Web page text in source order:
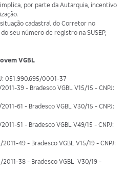
por parte da Autarquia, incentivo
cadastral do Corretor no
seu número de registro na SUSEP,
VGBL
051.990.695/0001-37
39 - Bradesco VGBL V15/15 - CNPJ:
61 - Bradesco VGBL V30/15 - CNPJ:
51 - Bradesco VGBL V49/15 - CNPJ:
49 - Bradesco VGBL V15/19 - CNPJ:
2011-38 - Bradesco VGBL V30/19 -